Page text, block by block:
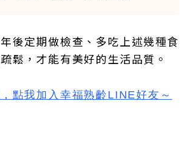
後定期做檢查、多吃上述幾種食
鬆，才能有美好的生活品質。
點我加入 幸福熟齡LINE好友 ～